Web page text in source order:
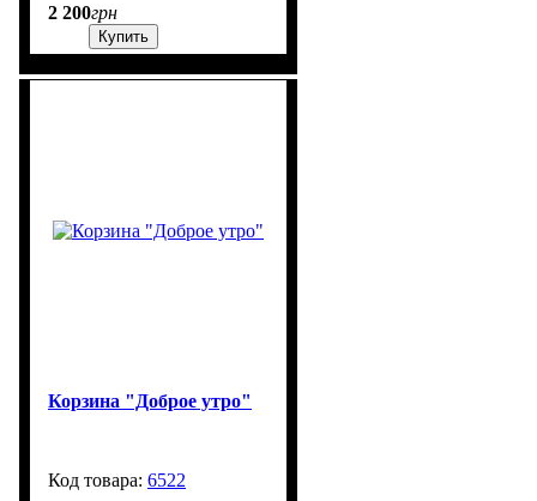
2 200грн
Купить
Корзина "Доброе утро"
6522